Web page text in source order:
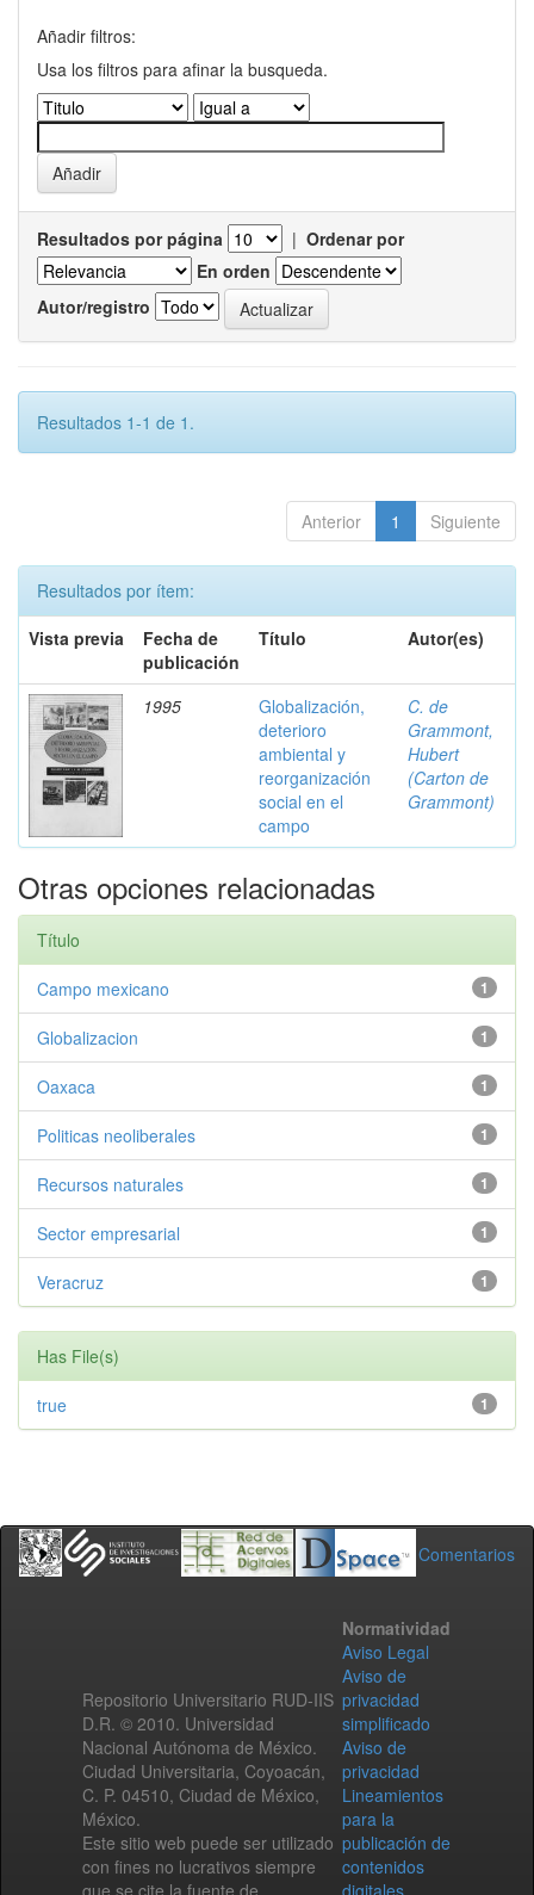
Añadir filtros:
Usa los filtros para afinar la busqueda.
Resultados por página | Ordenar por
En orden
Autor/registro
Resultados 1-1 de 1.
Anterior 1 Siguiente
Resultados por ítem:
Vista previa
Fecha de
publicación
Título Autor(es)
1995
Globalización,
deterioro
ambiental y
reorganización
social en el
campo
C. de
Grammont,
Hubert
(Carton de
Grammont)
Otras opciones relacionadas
Título
1
Campo mexicano
1
Globalizacion
1
Oaxaca
1
Politicas neoliberales
1
Recursos naturales
1
Sector empresarial
1
Veracruz
Has File(s)
1
true
Comentarios
Repositorio Universitario RUD-IIS
D.R. © 2010. Universidad
Nacional Autónoma de México.
Ciudad Universitaria, Coyoacán,
C. P. 04510, Ciudad de México,
México.
Este sitio web puede ser utilizado
con fines no lucrativos siempre
que se cite la fuente de
Normatividad
Aviso Legal
Aviso de
privacidad
simplificado
Aviso de
privacidad
Lineamientos
para la
publicación de
contenidos
digitales